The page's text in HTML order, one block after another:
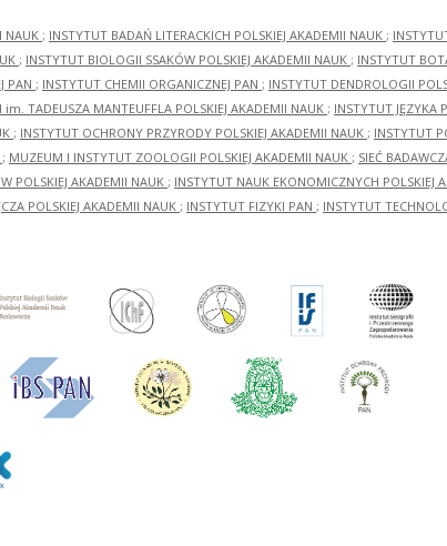
NAUK ; INSTYTUT BADAŃ LITERACKICH POLSKIEJ AKADEMII NAUK ;
; INSTYTUT BIOLOGII SSAKÓW POLSKIEJ AKADEMII NAUK ; INSTYTUT
PAN ; INSTYTUT CHEMII ORGANICZNEJ PAN ; INSTYTUT DENDROLOGII
im. TADEUSZA MANTEUFFLA POLSKIEJ AKADEMII NAUK ; INSTYTUT JĘZYKA
; INSTYTUT OCHRONY PRZYRODY POLSKIEJ AKADEMII NAUK ; INSTYTUT
; MUZEUM I INSTYTUT ZOOLOGII POLSKIEJ AKADEMII NAUK ; SIEĆ
POLSKIEJ AKADEMII NAUK ; INSTYTUT NAUK EKONOMICZNYCH POLSKIEJ
POLSKIEJ AKADEMII NAUK ; INSTYTUT FIZYKI PAN ; INSTYTUT